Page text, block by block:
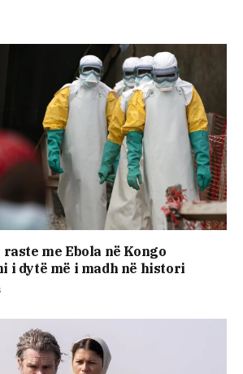
me Ebola në Kongo
i dytë më i madh në histori